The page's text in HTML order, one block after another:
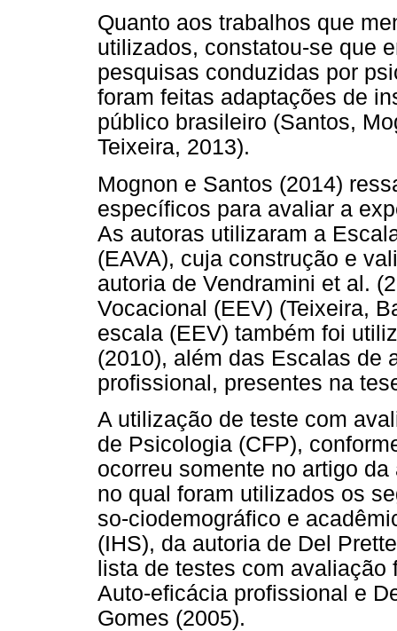
Quanto aos trabalhos que
utilizados, constatou-se que
pesquisas conduzidas por
foram feitas adaptações de
público brasileiro (Santos,
Teixeira, 2013).
Mognon e Santos (2014)
específicos para avaliar a
As autoras utilizaram a
(EAVA), cuja construção e
autoria de Vendramini et al.
Vocacional (EEV) (Teixeira,
escala (EEV) também foi
(2010), além das Escalas de
profissional, presentes na
A utilização de teste com
de Psicologia (CFP),
ocorreu somente no artigo
no qual foram utilizados os
so-ciodemográfico e
(IHS), da autoria de Del
lista de testes com
Auto-eficácia profissional e
Gomes (2005).